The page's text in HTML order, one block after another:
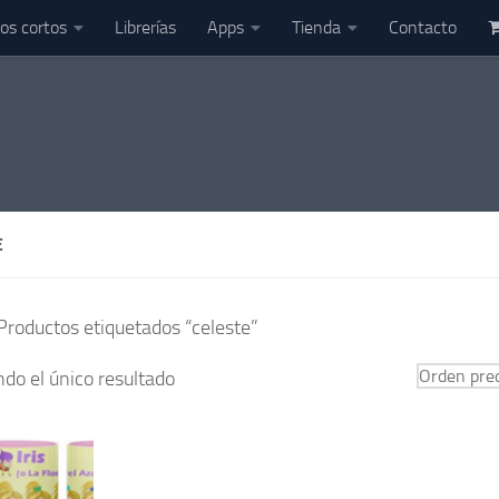
cortos Librerías Apps Tienda Contacto
etiquetados “celeste”
el único resultado